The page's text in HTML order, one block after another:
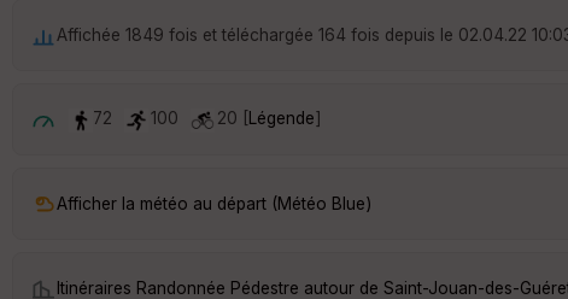
Affichée 1849 fois et téléchargée 164 fois depuis le 02.04.22
72 100 20 [ Légende]
Afficher la météo au départ (Météo Blue)
Itinéraires Randonnée Pédestre autour de Saint-Jouan-des-